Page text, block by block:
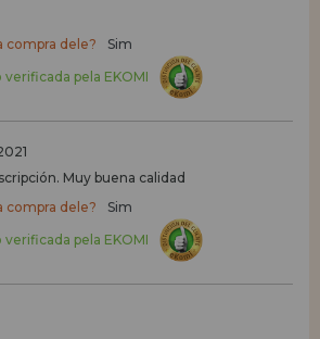
compra dele?
Sim
verificada pela EKOMI
Muy buena calidad
compra dele?
Sim
verificada pela EKOMI